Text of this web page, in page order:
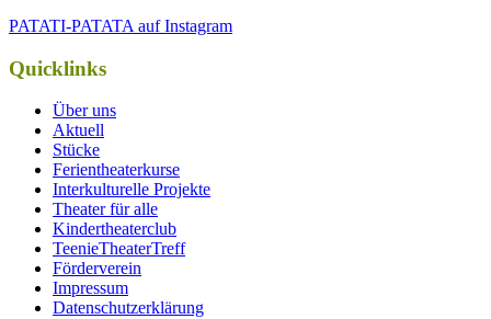
PATATI-PATATA auf Instagram
Quicklinks
Über uns
Aktuell
Stücke
Ferientheaterkurse
Interkulturelle Projekte
Theater für alle
Kindertheaterclub
TeenieTheaterTreff
Förderverein
Impressum
Datenschutzerklärung